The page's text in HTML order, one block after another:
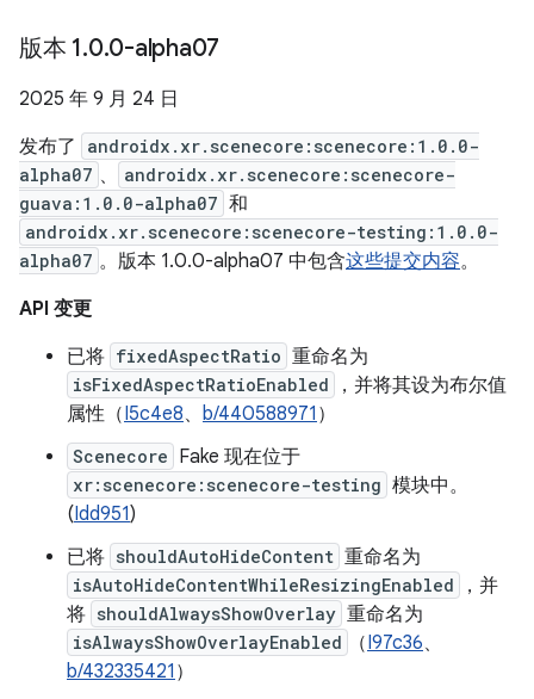
版本 1.0.0-alpha07
2025 年 9 月 24 日
发布了
androidx.xr.scenecore:scenecore:1.0.0-
alpha07 、
androidx.xr.scenecore:scenecore-
guava:1.0.0-alpha07 和
androidx.xr.scenecore:scenecore-testing:1.0.0-
alpha07 。版本 1.0.0-alpha07 中包含这些提交内容。
API 变更
已将 fixedAspectRatio 重命名为
isFixedAspectRatioEnabled
，并将其设为布尔值
属性（I5c4e8、 b/440588971 ）
Scenecore Fake 现在位于
xr:scenecore:scenecore-testing 模块中。
(Idd951)
已将 shouldAutoHideContent 重命名为
isAutoHideContentWhileResizingEnabled
，并
将 shouldAlwaysShowOverlay 重命名为
isAlwaysShowOverlayEnabled （I97c36、
b/432335421 ）